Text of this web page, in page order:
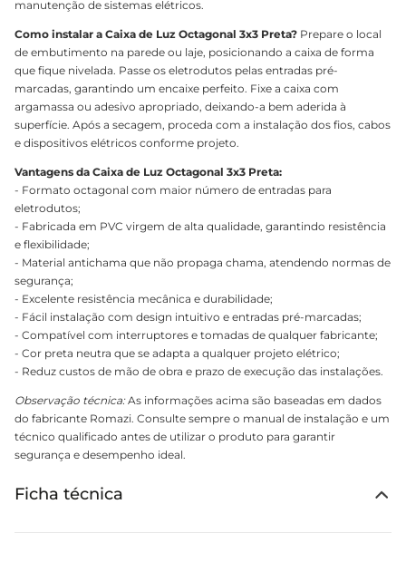
manutenção de sistemas elétricos.
Como instalar a Caixa de Luz Octagonal 3x3 Preta? Prepare o local
de embutimento na parede ou laje, posicionando a caixa de forma
que fique nivelada. Passe os eletrodutos pelas entradas pré-
marcadas, garantindo um encaixe perfeito. Fixe a caixa com
argamassa ou adesivo apropriado, deixando-a bem aderida à
superfície. Após a secagem, proceda com a instalação dos fios, cabos
e dispositivos elétricos conforme projeto.
Vantagens da Caixa de Luz Octagonal 3x3 Preta:
- Formato octagonal com maior número de entradas para
eletrodutos;
- Fabricada em PVC virgem de alta qualidade, garantindo resistência
e flexibilidade;
- Material antichama que não propaga chama, atendendo normas de
segurança;
- Excelente resistência mecânica e durabilidade;
- Fácil instalação com design intuitivo e entradas pré-marcadas;
- Compatível com interruptores e tomadas de qualquer fabricante;
- Cor preta neutra que se adapta a qualquer projeto elétrico;
- Reduz custos de mão de obra e prazo de execução das instalações.
Observação técnica:As informações acima são baseadas em dados
do fabricante Romazi. Consulte sempre o manual de instalação e um
técnico qualificado antes de utilizar o produto para garantir
segurança e desempenho ideal.
Ficha técnica